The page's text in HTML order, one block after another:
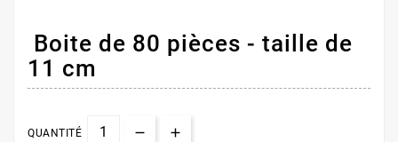
Boite de 80 pièces - taille de
11 cm
QUANTITÉ